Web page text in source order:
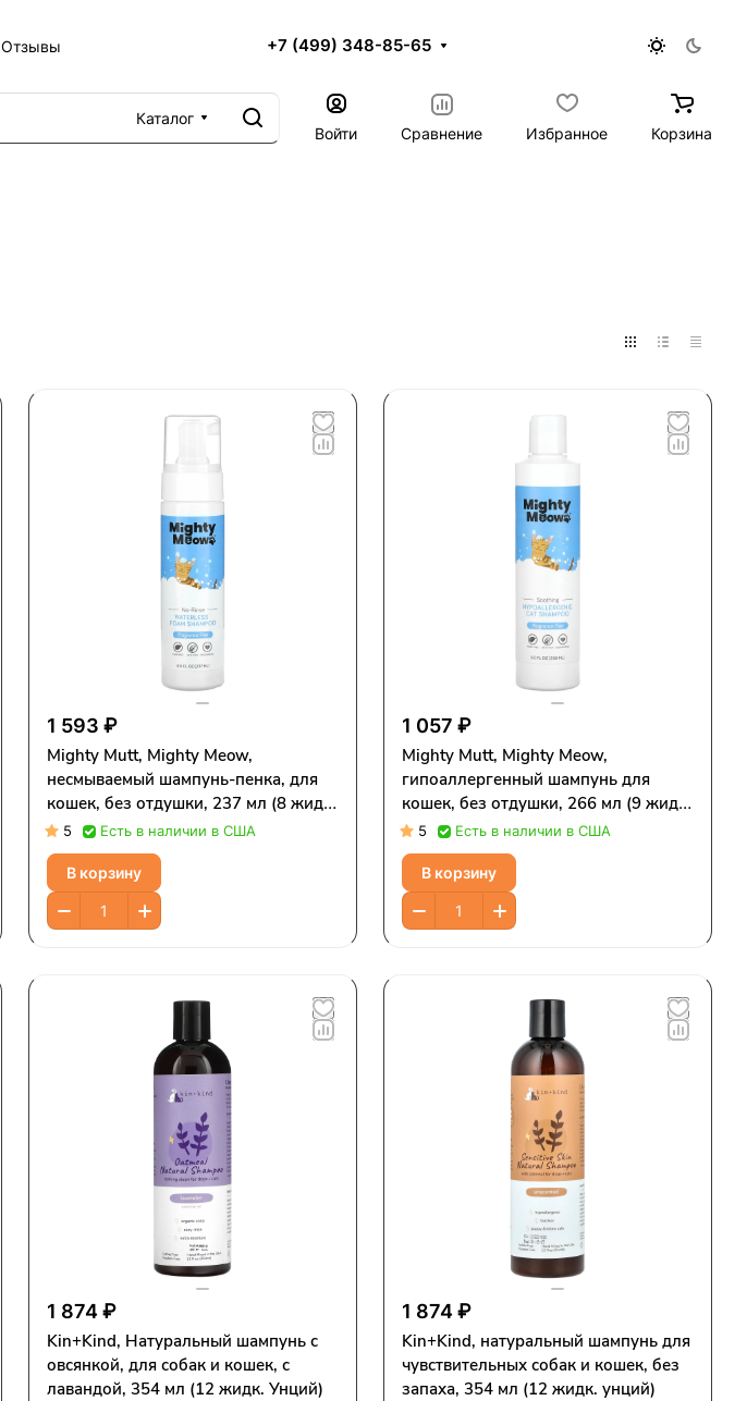
Отзывы +7 (499) 348-85-65
Каталог
Войти
Сравнение Избранное Корзина
1 593 ₽
Mighty Mutt, Mighty Meow,
несмываемый шампунь-пенка, для
кошек, без отдушки, 237 мл (8 жидк.
унций)
5 Есть в наличии в США
В корзину
1 057 ₽
Mighty Mutt, Mighty Meow,
гипоаллергенный шампунь для
кошек, без отдушки, 266 мл (9 жидк.
унций)
5 Есть в наличии в США
В корзину
1 874 ₽
Kin+Kind, Натуральный шампунь с
овсянкой, для собак и кошек, с
лавандой, 354 мл (12 жидк. Унций)
1 874 ₽
Kin+Kind, натуральный шампунь для
чувствительных собак и кошек, без
запаха, 354 мл (12 жидк. унций)